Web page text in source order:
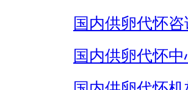
国内供卵代怀咨
国内供卵代怀中